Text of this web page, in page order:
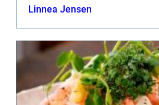
Linnea Jensen